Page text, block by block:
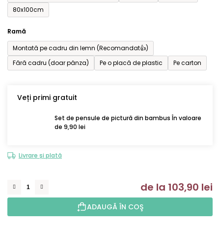
80x100cm
Ramă
Montată pe cadru din lemn (Recomandat👍)
Fără cadru (doar pânza)
Pe o placă de plastic Pe carton
Veți primi gratuit
Set de pensule de pictură din bambus În valoare
de 9,90 lei
Livrare și plată
de la 103,90 lei
ADAUGĂ ÎN COŞ